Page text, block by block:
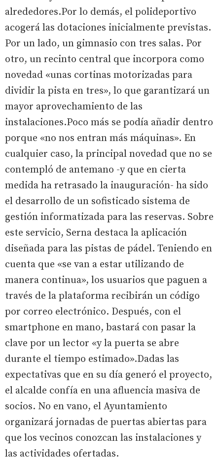
alrededores.Por lo demás, el polideportivo
acogerá las dotaciones inicialmente previstas.
Por un lado, un gimnasio con tres salas. Por
otro, un recinto central que incorpora como
novedad «unas cortinas motorizadas para
dividir la pista en tres», lo que garantizará un
mayor aprovechamiento de las
instalaciones.Poco más se podía añadir dentro
porque «no nos entran más máquinas». En
cualquier caso, la principal novedad que no se
contempló de antemano -y que en cierta
medida ha retrasado la inauguración- ha sido
el desarrollo de un sofisticado sistema de
gestión informatizada para las reservas. Sobre
este servicio, Serna destaca la aplicación
diseñada para las pistas de pádel. Teniendo en
cuenta que «se van a estar utilizando de
manera continua», los usuarios que paguen a
través de la plataforma recibirán un código
por correo electrónico. Después, con el
smartphone en mano, bastará con pasar la
clave por un lector «y la puerta se abre
durante el tiempo estimado».Dadas las
expectativas que en su día generó el proyecto,
el alcalde confía en una afluencia masiva de
socios. No en vano, el Ayuntamiento
organizará jornadas de puertas abiertas para
que los vecinos conozcan las instalaciones y
las actividades ofertadas.